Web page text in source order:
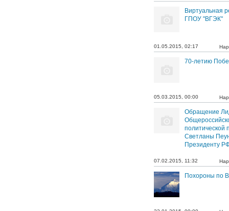
Виртуальная
ГПОУ "ВГЭК"
01.05.2015, 02:17
70-летию
05.03.2015, 00:00
Обращение
Светланы
Президенту
07.02.2015, 11:32
Похороны по